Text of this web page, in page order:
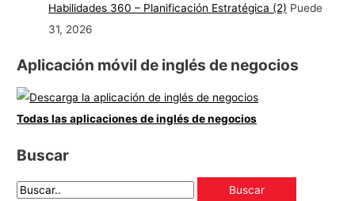
Habilidades 360 – Planificación Estratégica (2) Puede
31, 2026
Aplicación móvil de inglés de negocios
Todas las aplicaciones de inglés de negocios
Buscar